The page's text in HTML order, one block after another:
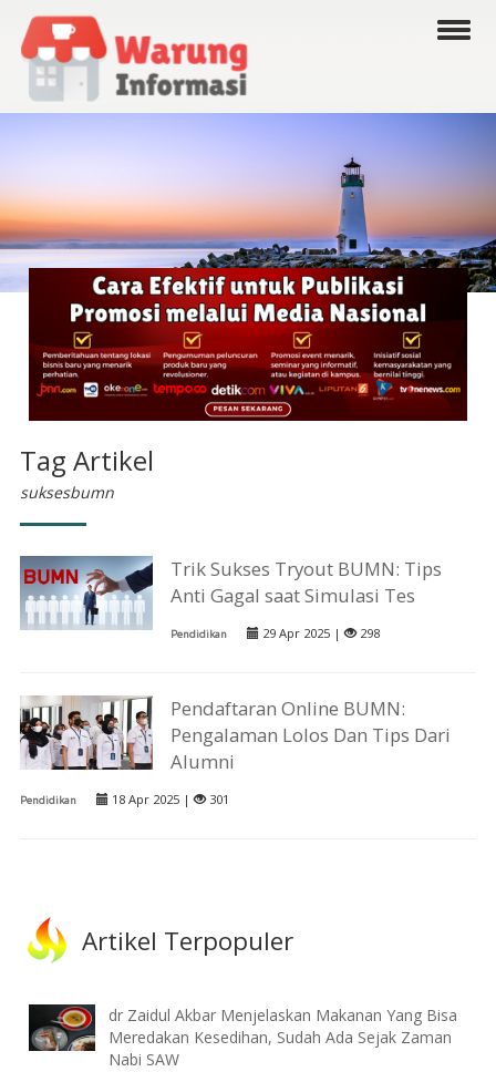
Tag Artikel
suksesbumn
Trik Sukses Tryout BUMN: Tips
Anti Gagal saat Simulasi Tes
Pendidikan 29 Apr 2025 | 298
Pendaftaran Online BUMN:
Pengalaman Lolos Dan Tips Dari
Alumni
Pendidikan 18 Apr 2025 | 301
Artikel Terpopuler
dr Zaidul Akbar Menjelaskan Makanan Yang Bisa
Meredakan Kesedihan, Sudah Ada Sejak Zaman
Nabi SAW